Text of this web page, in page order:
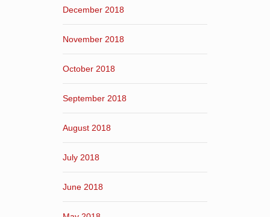
December 2018
November 2018
October 2018
September 2018
August 2018
July 2018
June 2018